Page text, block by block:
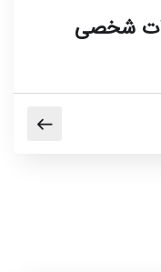
شخصی